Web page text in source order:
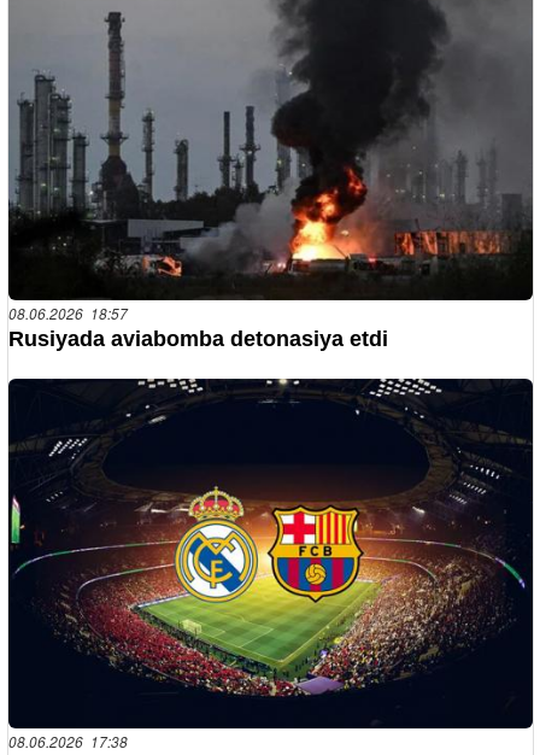
08.06.2026 18:57
Rusiyada aviabomba detonasiya etdi
08.06.2026 17:38